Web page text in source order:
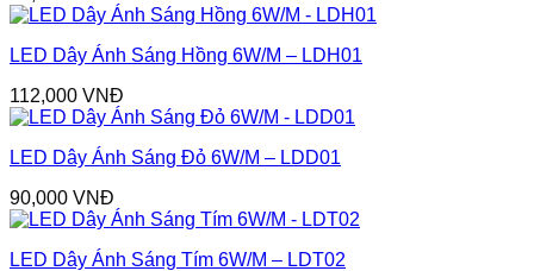
LED Dây Ánh Sáng Hồng 6W/M – LDH01
112,000 VNĐ
LED Dây Ánh Sáng Đỏ 6W/M – LDD01
90,000 VNĐ
LED Dây Ánh Sáng Tím 6W/M – LDT02